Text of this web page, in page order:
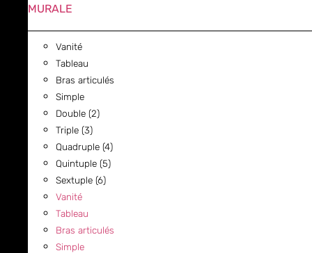
MURALE
Vanité
Tableau
Bras articulés
Simple
Double (2)
Triple (3)
Quadruple (4)
Quintuple (5)
Sextuple (6)
Vanité
Tableau
Bras articulés
Simple